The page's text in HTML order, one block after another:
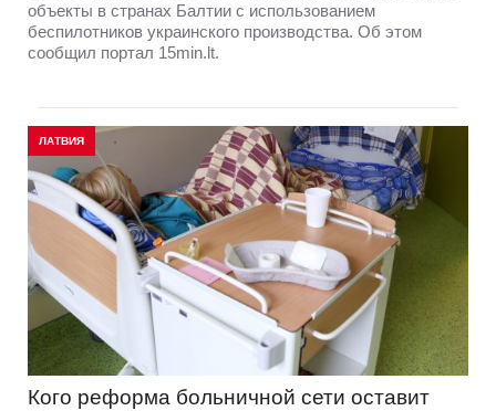
объекты в странах Балтии с использованием
беспилотников украинского производства. Об этом
сообщил портал 15min.lt.
ЛАТВИЯ
Кого реформа больничной сети оставит